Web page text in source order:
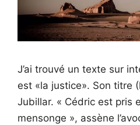
J’ai trouvé un texte sur
est «la justice». Son titre
Jubillar. « Cédric est pris
mensonge », assène